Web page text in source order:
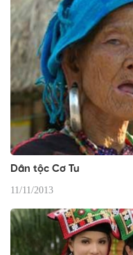
Dân tộc Cơ Tu
11/11/2013